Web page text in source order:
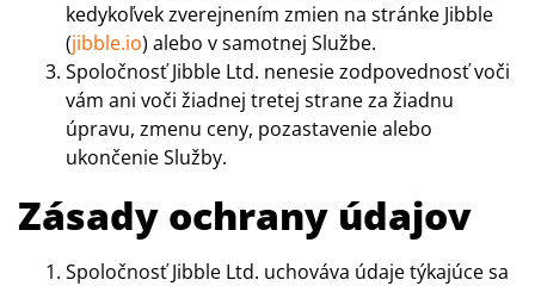
kedykoľvek zverejnením zmien na stránke Jibble
(jibble.io) alebo v samotnej Službe.
Spoločnosť Jibble Ltd. nenesie zodpovednosť voči
vám ani voči žiadnej tretej strane za žiadnu
úpravu, zmenu ceny, pozastavenie alebo
ukončenie Služby.
Zásady ochrany údajov
Spoločnosť Jibble Ltd. uchováva údaje týkajúce sa